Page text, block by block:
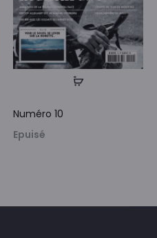
Numéro 10
Epuisé